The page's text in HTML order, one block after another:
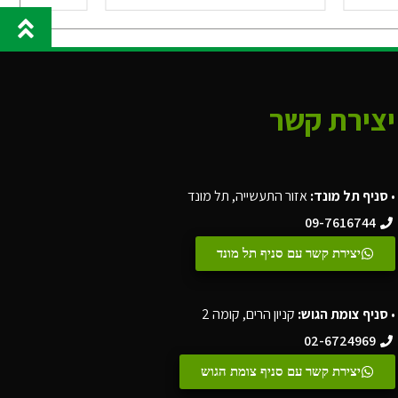
יצירת קשר
•סניף תל מונד:אזור התעשייה, תל מונד
09-7616744
יצירת קשר עם סניף תל מונד
•סניף צומת הגוש: קניון הרים, קומה 2
02-6724969
יצירת קשר עם סניף צומת הגוש